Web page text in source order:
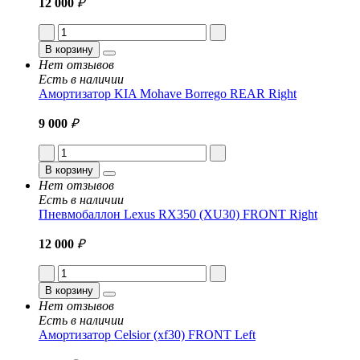
В корзину
Нет отзывов
Есть в наличии
Амортизатор KIA Mohave Borrego REAR Right
9 000 ₽
В корзину
Нет отзывов
Есть в наличии
Пневмобаллон Lexus RX350 (XU30) FRONT Right
12 000 ₽
В корзину
Нет отзывов
Есть в наличии
Амортизатор Celsior (xf30) FRONT Left